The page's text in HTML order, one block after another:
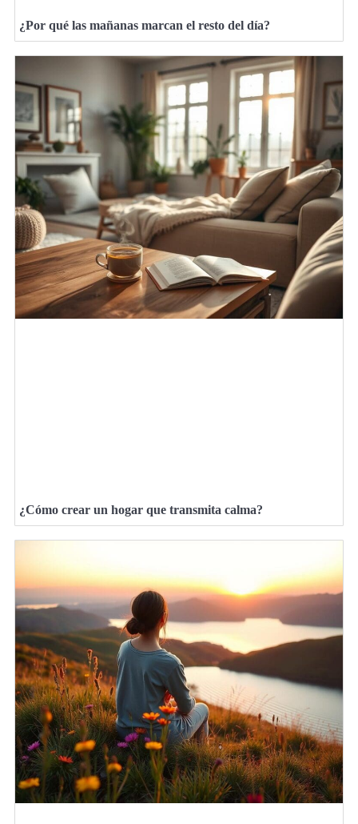
¿Por qué las mañanas marcan el resto del día?
¿Cómo crear un hogar que transmita calma?